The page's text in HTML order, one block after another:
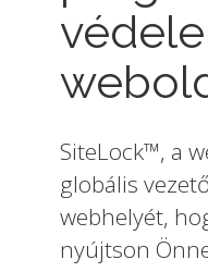
SiteLock™, a
globális
webhelyét,
nyújtson